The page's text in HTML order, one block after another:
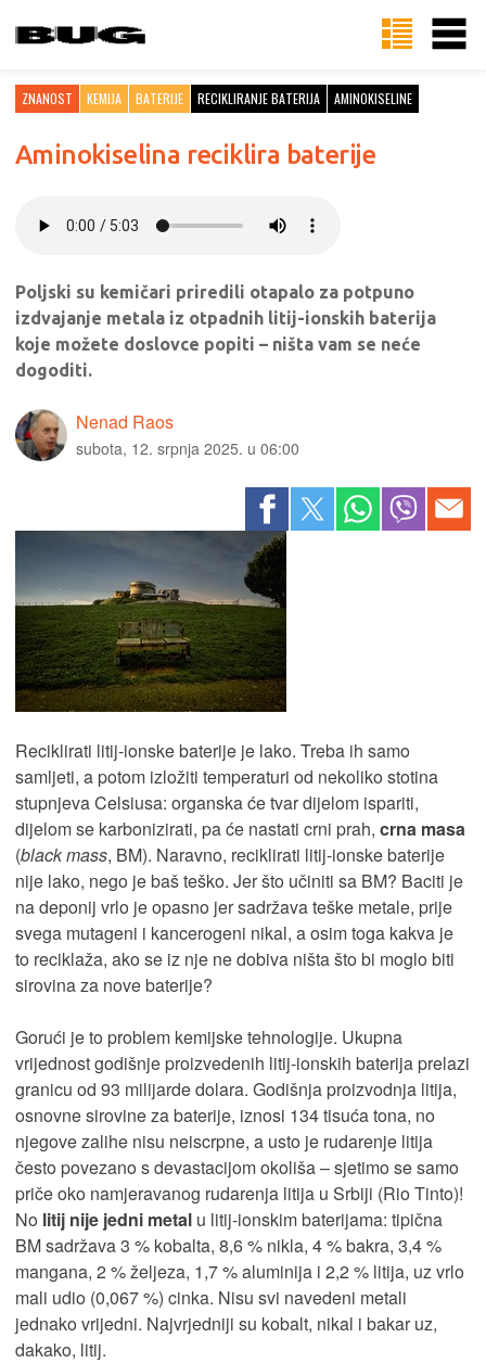
ZNANOST KEMIJA BATERIJE RECIKLIRANJE BATERIJA AMINOKISELINE
Aminokiselina reciklira baterije
Poljski su kemičari priredili otapalo za potpuno
izdvajanje metala iz otpadnih litij-ionskih baterija
koje možete doslovce popiti – ništa vam se neće
dogoditi.
Nenad Raos
subota, 12. srpnja 2025. u 06:00
Reciklirati litij-ionske baterije je lako. Treba ih samo
samljeti, a potom izložiti temperaturi od nekoliko stotina
stupnjeva Celsiusa: organska će tvar dijelom ispariti,
dijelom se karbonizirati, pa će nastati crni prah, crna masa
(black mass, BM). Naravno, reciklirati litij-ionske baterije
nije lako, nego je baš teško. Jer što učiniti sa BM? Baciti je
na deponij vrlo je opasno jer sadržava teške metale, prije
svega mutageni i kancerogeni nikal, a osim toga kakva je
to reciklaža, ako se iz nje ne dobiva ništa što bi moglo biti
sirovina za nove baterije?
Gorući je to problem kemijske tehnologije. Ukupna
vrijednost godišnje proizvedenih litij-ionskih baterija prelazi
granicu od 93 milijarde dolara. Godišnja proizvodnja litija,
osnovne sirovine za baterije, iznosi 134 tisuća tona, no
njegove zalihe nisu neiscrpne, a usto je rudarenje litija
često povezano s devastacijom okoliša – sjetimo se samo
priče oko namjeravanog rudarenja litija u Srbiji (Rio Tinto)!
No litij nije jedni metal u litij-ionskim baterijama: tipična
BM sadržava 3 % kobalta, 8,6 % nikla, 4 % bakra, 3,4 %
mangana, 2 % željeza, 1,7 % aluminija i 2,2 % litija, uz vrlo
mali udio (0,067 %) cinka. Nisu svi navedeni metali
jednako vrijedni. Najvrjedniji su kobalt, nikal i bakar uz,
dakako, litij.